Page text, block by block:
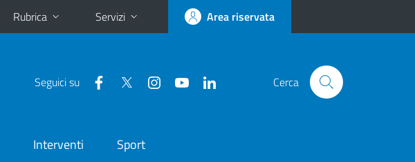
Rubrica Servizi Area riservata
Seguici su Cerca
Interventi Sport